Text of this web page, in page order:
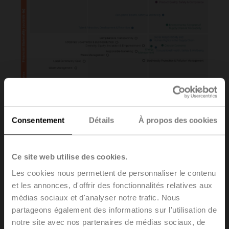
Consentement Détails À propos des cookies
Ce site web utilise des cookies.
Les cookies nous permettent de personnaliser le contenu
et les annonces, d'offrir des fonctionnalités relatives aux
médias sociaux et d'analyser notre trafic. Nous
partageons également des informations sur l'utilisation de
notre site avec nos partenaires de médias sociaux, de
Contribution to Energy Efficiency, Digitalization and
topics with the highest financial opportunity for Belimo
while Data Privacy & Cybersecurity and Product Quality,
Safety & Compliance were associated with the highest
financial risk.
A high positive impact on society and/or the environment
was linked to the topics of Contribution to Energy